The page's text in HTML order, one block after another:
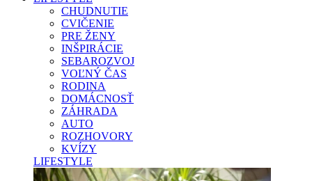
CHUDNUTIE
CVIČENIE
PRE ŽENY
INŠPIRÁCIE
SEBAROZVOJ
VOĽNÝ ČAS
RODINA
DOMÁCNOSŤ
ZÁHRADA
AUTO
ROZHOVORY
KVÍZY
LIFESTYLE